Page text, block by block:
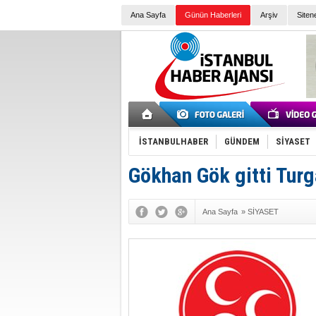
Ana Sayfa Günün Haberleri Arşiv
İSTANBULHABER GÜNDEM SİYASET
Gökhan Gök gitti
Ana Sayfa » SİYASET